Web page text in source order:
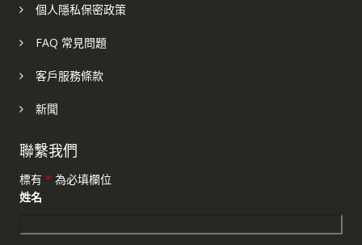
個人隱私保密政策
FAQ 常見問題
客戶服務條款
新聞
聯繫我們
標有 * 為必填欄位
姓名